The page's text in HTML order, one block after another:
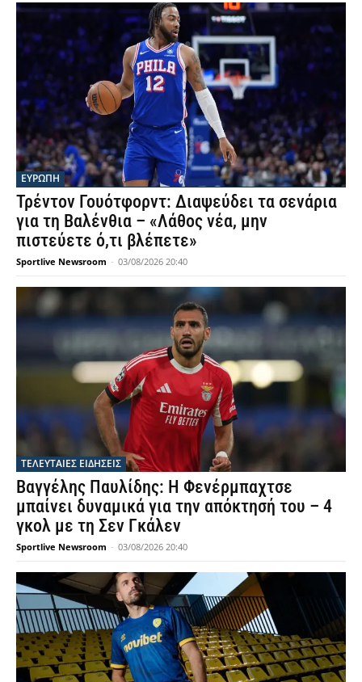
ΕΥΡΩΠΗ
Τρέντον Γουότφορντ: Διαψεύδει τα σενάρια
για τη Βαλένθια – «Λάθος νέα, μην
πιστεύετε ό,τι βλέπετε»
Sportlive Newsroom - 03/08/2026 20:40
ΤΕΛΕΥΤΑΙΕΣ ΕΙΔΗΣΕΙΣ
Βαγγέλης Παυλίδης: Η Φενέρμπαχτσε
μπαίνει δυναμικά για την απόκτησή του – 4
γκολ με τη Σεν Γκάλεν
Sportlive Newsroom - 03/08/2026 20:40